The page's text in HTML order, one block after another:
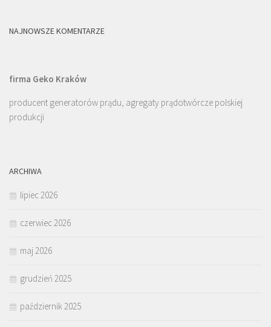
NAJNOWSZE KOMENTARZE
firma Geko Kraków
producent generatorów prądu, agregaty prądotwórcze polskiej
produkcji
ARCHIWA
lipiec 2026
czerwiec 2026
maj 2026
grudzień 2025
październik 2025